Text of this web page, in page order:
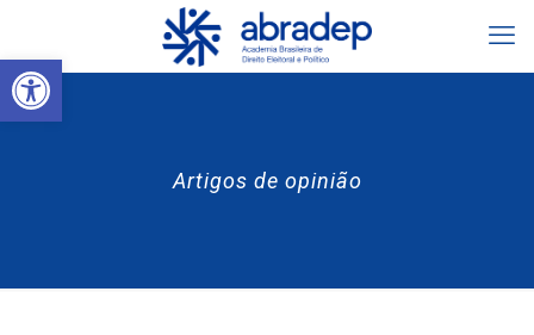
Abrir a barra de ferramentas
Artigos de opinião